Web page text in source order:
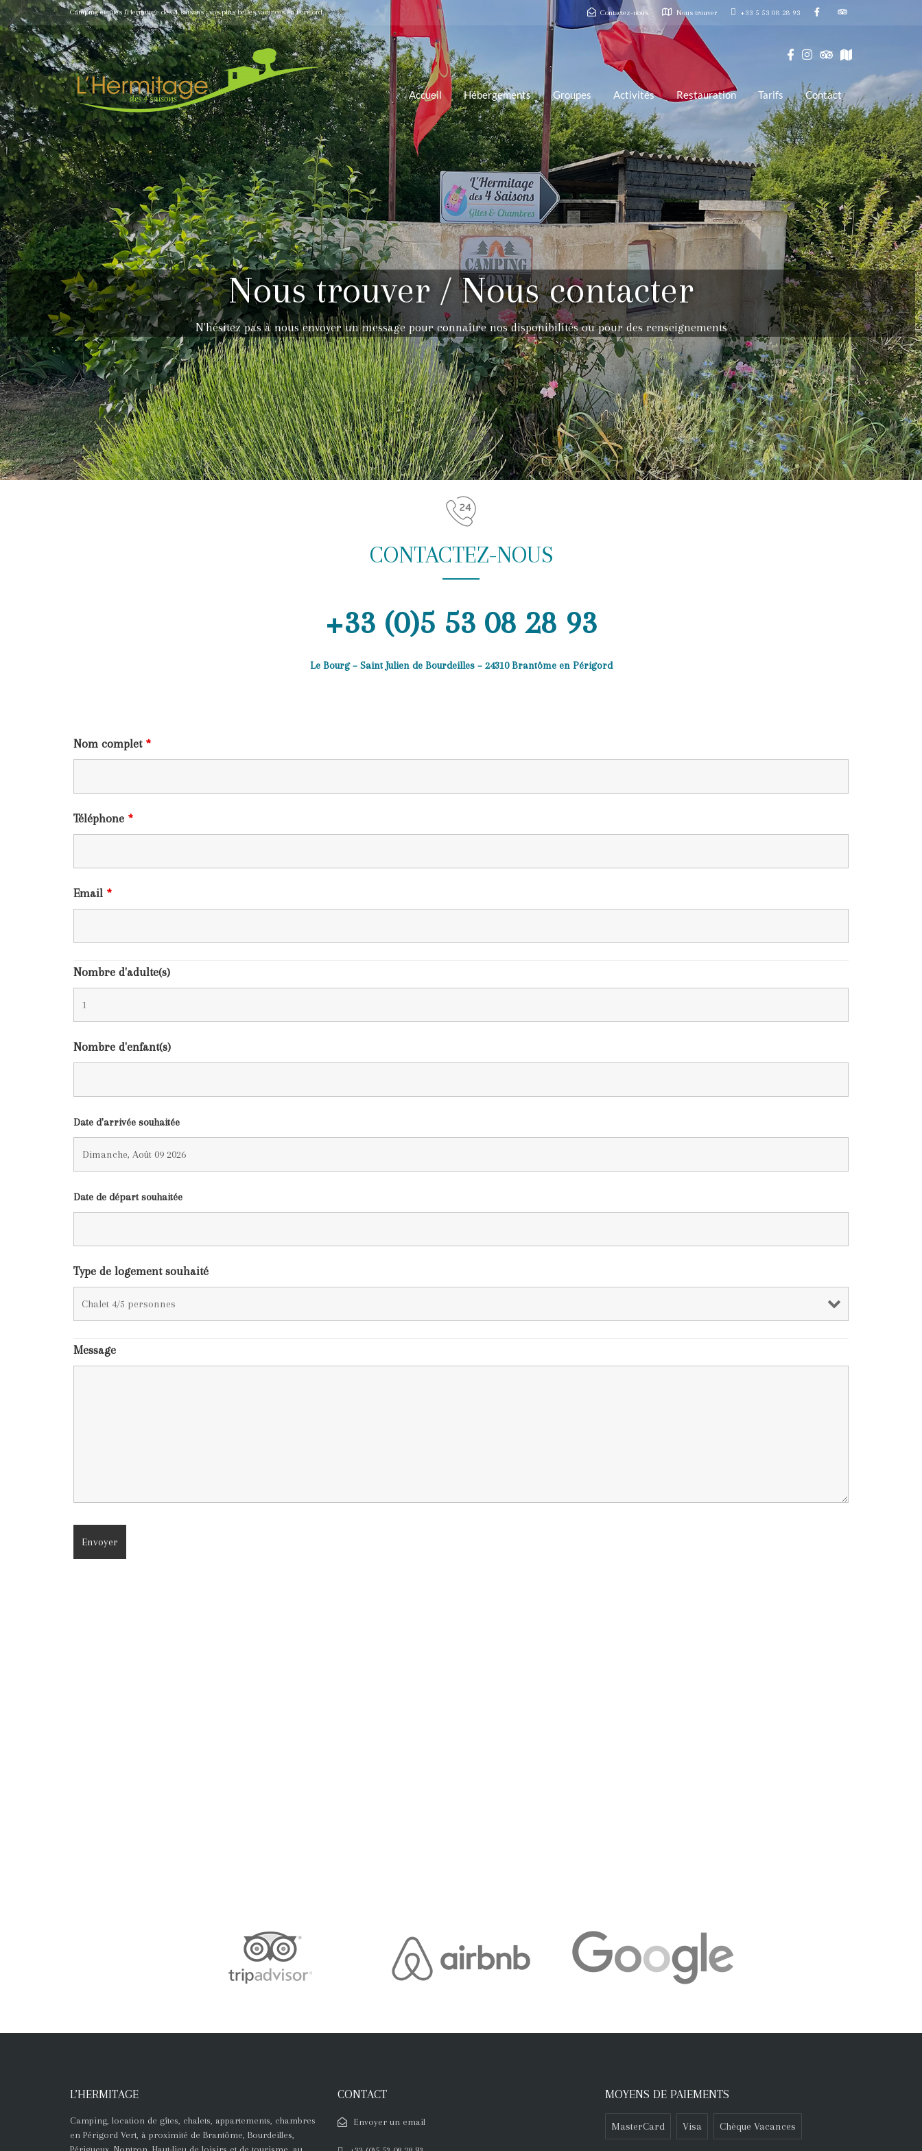
Camping et gîtes l'Hermitage des 4 saisons : vos plus belles vacances en Périgord Contactez-nous Nous trouver +33 5 53 08 28 93
Accueil Hébergements Groupes Activités Restauration Tarifs Contact
Nous trouver / Nous contacter
N'hésitez pas à nous envoyer un message pour connaître nos disponibilités ou pour des renseignements
CONTACTEZ-NOUS
+33 (0)5 53 08 28 93
Le Bourg – Saint Julien de Bourdeilles – 24310 Brantôme en Périgord
Nom complet *
Téléphone *
Email *
Nombre d'adulte(s)
Nombre d'enfant(s)
Date d'arrivée souhaitée
Date de départ souhaitée
Type de logement souhaité
Message
L’HERMITAGE
Camping, location de gîtes, chalets, appartements, chambres
en Périgord Vert, à proximité de Brantôme, Bourdeilles,
CONTACT
Envoyer un email
MOYENS DE PAIEMENTS
MasterCard Visa Chèque Vacances